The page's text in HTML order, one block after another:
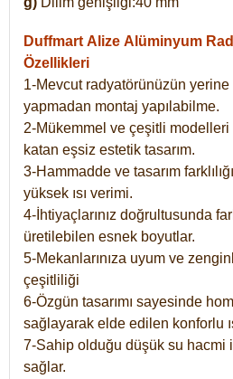
Duffmart Alize Alüminyum
Özellikleri
1-Mevcut radyatörünüzün
yapmadan montaj yapılabilme.
2-Mükemmel ve çeşitli
katan eşsiz estetik tasarım.
3-Hammadde ve tasarım
yüksek ısı verimi.
4-İhtiyaçlarınız doğrultusunda
üretilebilen esnek boyutlar.
5-Mekanlarınıza uyum ve
çeşitliliği
6-Özgün tasarımı sayesinde
sağlayarak elde edilen konforlu
7-Sahip olduğu düşük su hacmi
sağlar.